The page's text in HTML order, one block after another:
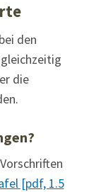
den
die
[pdf, 1.5